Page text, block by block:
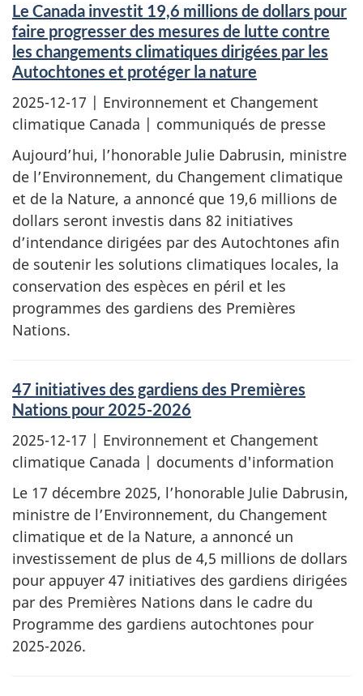
Le Canada investit 19,6 millions de dollars pour
faire progresser des mesures de lutte contre
les changements climatiques dirigées par les
Autochtones et protéger la nature
2025-12-17 | Environnement et Changement
climatique Canada | communiqués de presse
Aujourd’hui, l’honorable Julie Dabrusin, ministre
de l’Environnement, du Changement climatique
et de la Nature, a annoncé que 19,6 millions de
dollars seront investis dans 82 initiatives
d’intendance dirigées par des Autochtones afin
de soutenir les solutions climatiques locales, la
conservation des espèces en péril et les
programmes des gardiens des Premières
Nations.
47 initiatives des gardiens des Premières
Nations pour 2025-2026
2025-12-17 | Environnement et Changement
climatique Canada | documents d'information
Le 17 décembre 2025, l’honorable Julie Dabrusin,
ministre de l’Environnement, du Changement
climatique et de la Nature, a annoncé un
investissement de plus de 4,5 millions de dollars
pour appuyer 47 initiatives des gardiens dirigées
par des Premières Nations dans le cadre du
Programme des gardiens autochtones pour
2025-2026.